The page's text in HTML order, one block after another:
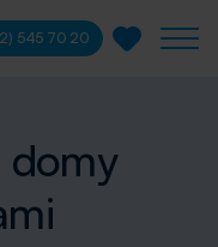
545 70 20
domy